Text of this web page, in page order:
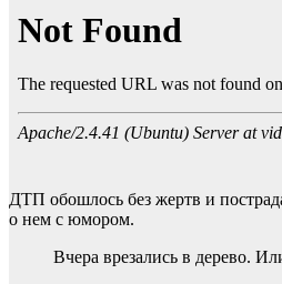
ДТП обошлось без жертв и
о нем с юмором.
Вчера врезались в дерево.